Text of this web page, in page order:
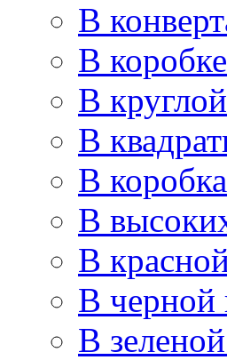
В
В
В
В
В
В
В
В черной
В